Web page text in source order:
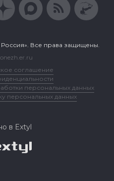
Все права защищены.
соглашение
персональных данных
персональных данных
в Extyl